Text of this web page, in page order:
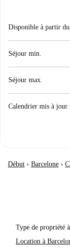
Disponible à partir du
Séjour min.
Séjour max.
Calendrier mis à jour
Début › Barcelone ›
Type de propriété
Location à